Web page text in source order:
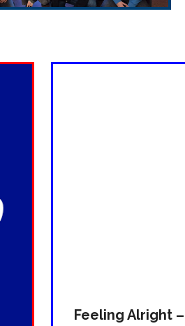
Feeling Alright